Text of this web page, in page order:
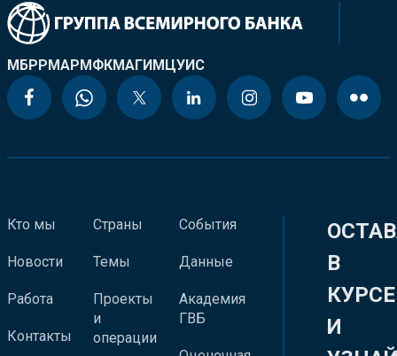
МБРРМАРМФКМАГИМЦУИС
Кто мы
Новости
Работа
Контакты
Страны
Темы
Проекты
и
операции
События
Данные
Академия
ГВБ
В
КУРСЕ
И